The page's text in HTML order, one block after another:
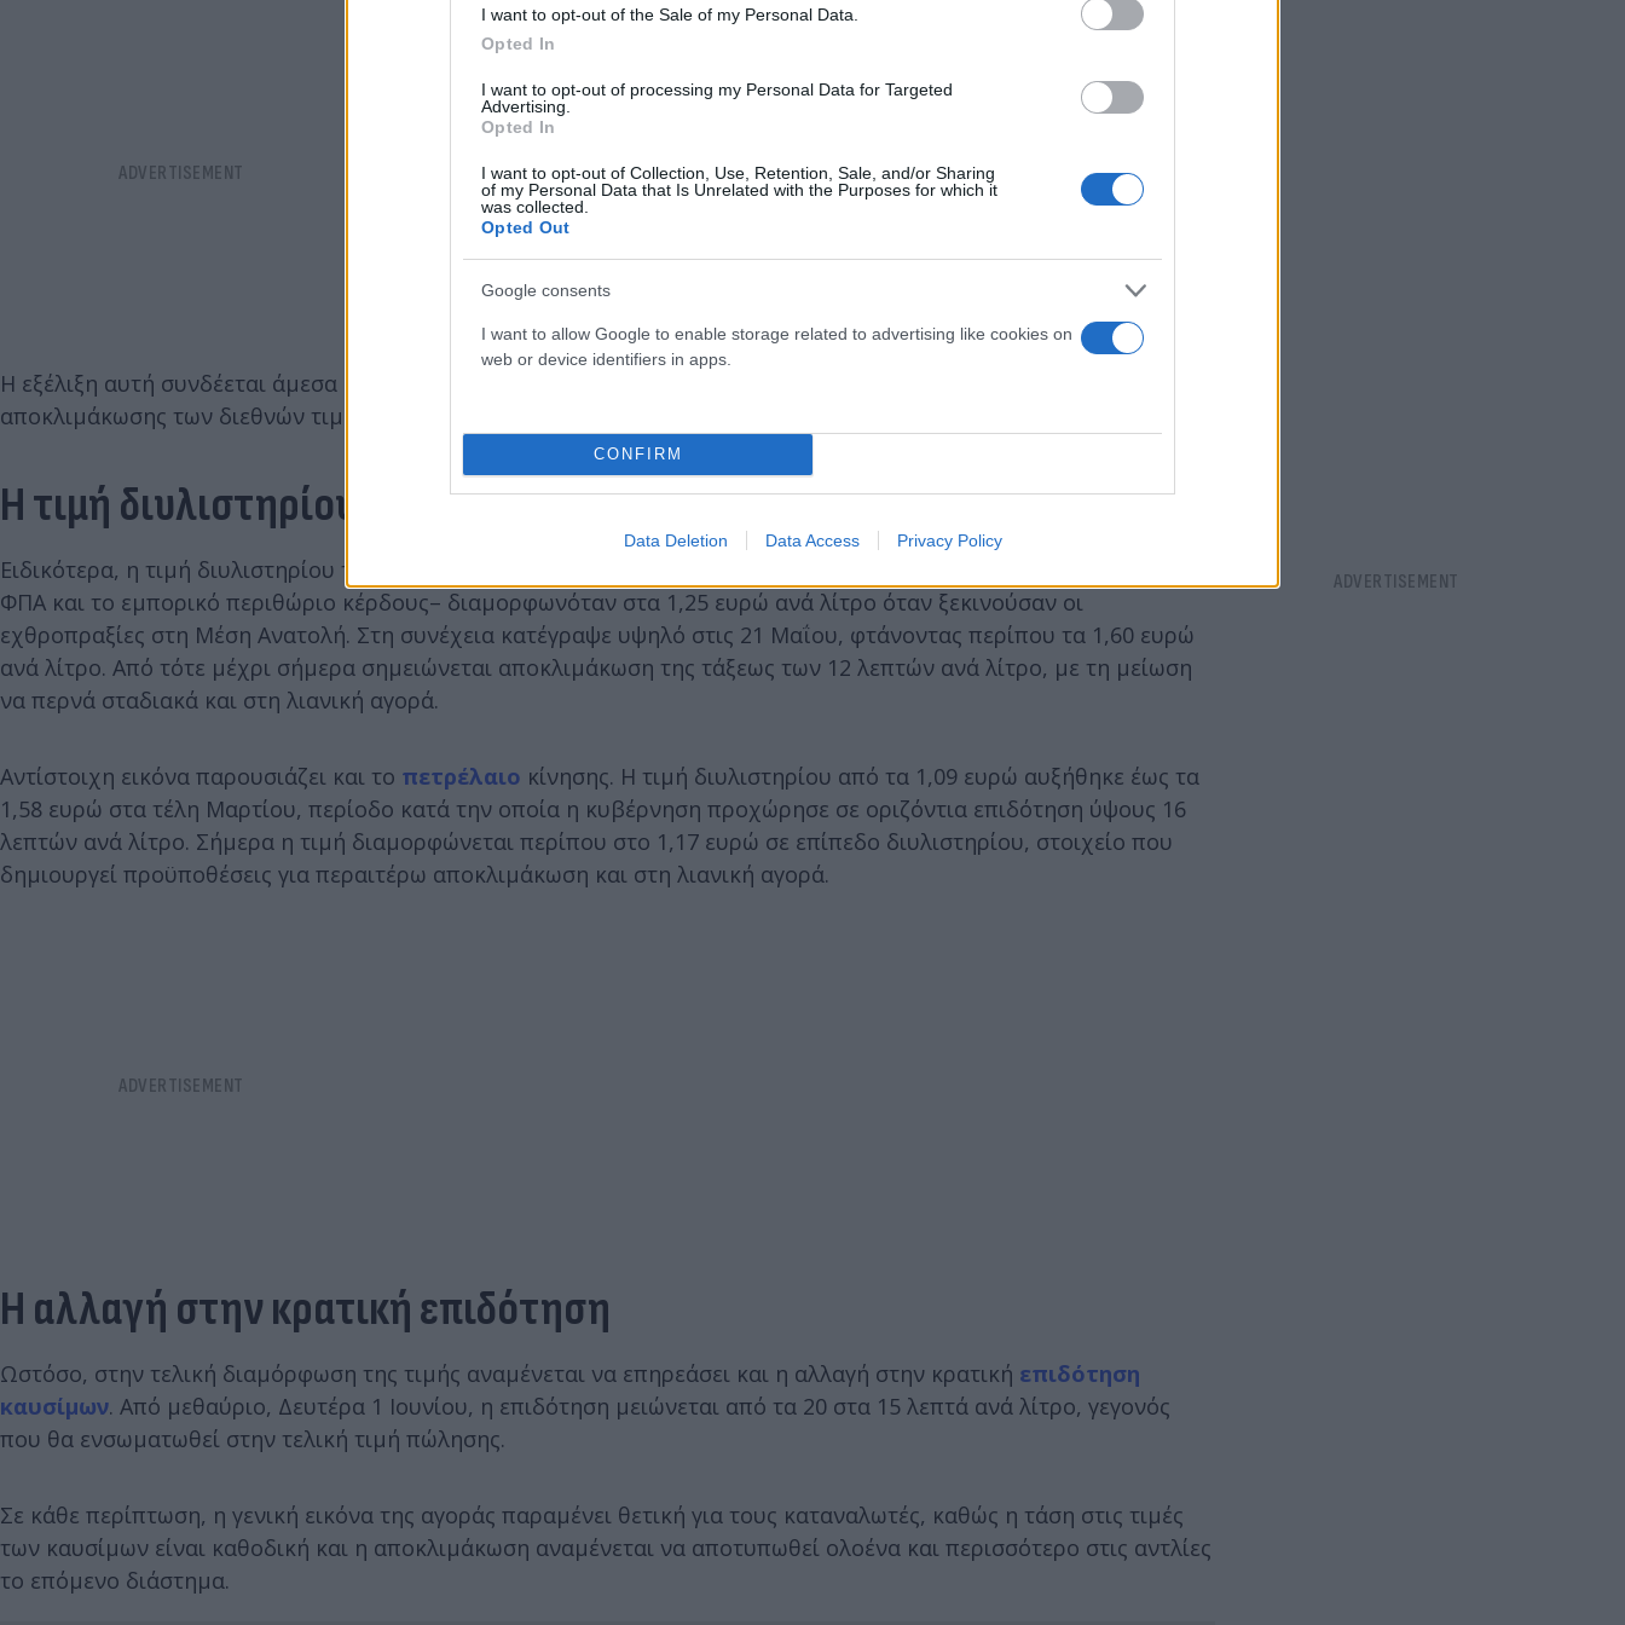
I want to opt-out of the Sale of my Personal Data.
Opted In
I want to opt-out of processing my Personal Data for Targeted
Advertising.
Opted In
I want to opt-out of Collection, Use, Retention, Sale, and/or Sharing
of my Personal Data that Is Unrelated with the Purposes for which it
was collected.
Opted Out
Google consents
I want to allow Google to enable storage related to advertising like cookies on
web or device identifiers in apps.
CONFIRM
Data Deletion Data Access Privacy Policy
Η εξέλιξη αυτή συνδέεται άμεσα με την υποχώρηση των τιμών στα διυλιστήρια, η οποία αποτελεί απόρροια της
αποκλιμάκωσης των διεθνών τιμών πετρελαίου.
Η τιμή διυλιστηρίου
Ειδικότερα, η τιμή διυλιστηρίου της αμόλυβδης –η οποία περιλαμβάνει τον Ειδικό Φόρο Κατανάλωσης αλλά όχι τον
ΦΠΑ και το εμπορικό περιθώριο κέρδους– διαμορφωνόταν στα 1,25 ευρώ ανά λίτρο όταν ξεκινούσαν οι
εχθροπραξίες στη Μέση Ανατολή. Στη συνέχεια κατέγραψε υψηλό στις 21 Μαΐου, φτάνοντας περίπου τα 1,60 ευρώ
ανά λίτρο. Από τότε μέχρι σήμερα σημειώνεται αποκλιμάκωση της τάξεως των 12 λεπτών ανά λίτρο, με τη μείωση
να περνά σταδιακά και στη λιανική αγορά.
Αντίστοιχη εικόνα παρουσιάζει και το πετρέλαιο κίνησης. Η τιμή διυλιστηρίου από τα 1,09 ευρώ αυξήθηκε έως τα
1,58 ευρώ στα τέλη Μαρτίου, περίοδο κατά την οποία η κυβέρνηση προχώρησε σε οριζόντια επιδότηση ύψους 16
λεπτών ανά λίτρο. Σήμερα η τιμή διαμορφώνεται περίπου στο 1,17 ευρώ σε επίπεδο διυλιστηρίου, στοιχείο που
δημιουργεί προϋποθέσεις για περαιτέρω αποκλιμάκωση και στη λιανική αγορά.
Η αλλαγή στην κρατική επιδότηση
Ωστόσο, στην τελική διαμόρφωση της τιμής αναμένεται να επηρεάσει και η αλλαγή στην κρατική επιδότηση
καυσίμων. Από μεθαύριο, Δευτέρα 1 Ιουνίου, η επιδότηση μειώνεται από τα 20 στα 15 λεπτά ανά λίτρο, γεγονός
που θα ενσωματωθεί στην τελική τιμή πώλησης.
Σε κάθε περίπτωση, η γενική εικόνα της αγοράς παραμένει θετική για τους καταναλωτές, καθώς η τάση στις τιμές
των καυσίμων είναι καθοδική και η αποκλιμάκωση αναμένεται να αποτυπωθεί ολοένα και περισσότερο στις αντλίες
το επόμενο διάστημα.